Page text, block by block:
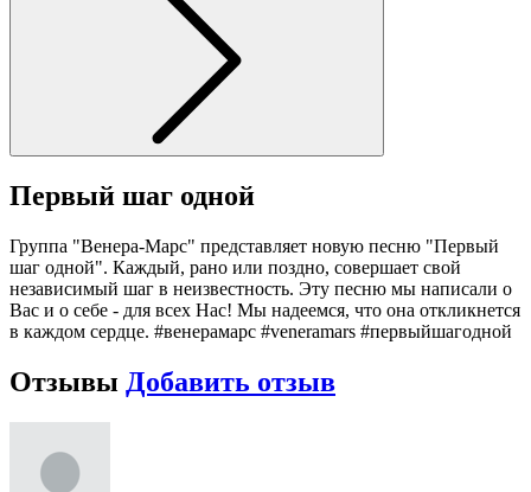
Первый шаг одной
Группа "Венера-Марс" представляет новую песню "Первый
шаг одной". Каждый, рано или поздно, совершает свой
независимый шаг в неизвестность. Эту песню мы написали о
Вас и о себе - для всех Нас! Мы надеемся, что она откликнется
в каждом сердце. #венерамарс #veneramars #первыйшагодной
Отзывы Добавить отзыв